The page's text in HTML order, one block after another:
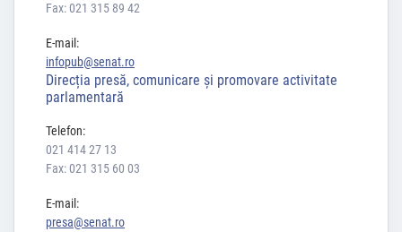
Fax: 021 315 89 42
E-mail:
infopub@senat.ro
Direcția presă, comunicare și promovare activitate
parlamentară
Telefon:
021 414 27 13
Fax: 021 315 60 03
E-mail:
presa@senat.ro